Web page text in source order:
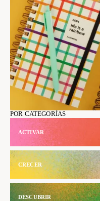
POR CATEGORÍAS
ACTIVAR
CRECER
DESCUBRIR